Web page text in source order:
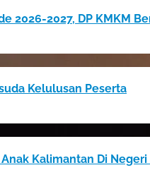
2026-2027, DP KMKM
Kelulusan Peserta
Kalimantan Di